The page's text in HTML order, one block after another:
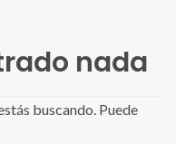
nada
buscando. Puede